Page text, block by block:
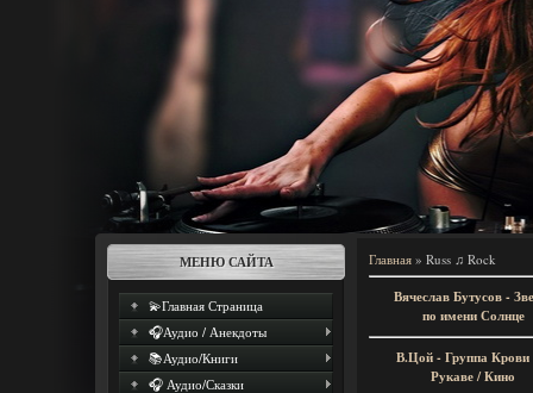
МЕНЮ САЙТА
💫Главная Страница
🎧Аудио / Анекдоты
📚Аудио/Книги
🎧 Аудио/Сказки
Главная » Russ ♫ Rock
Вячеслав Бутусов -
по имени Солнце
В.Цой - Группа
Рукаве / Кино